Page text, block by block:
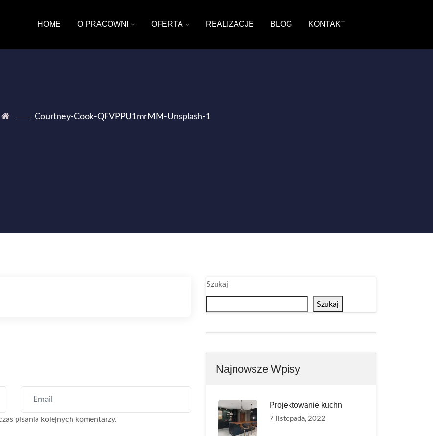
HOME O PRACOWNI OFERTA REALIZACJE BLOG KONTAKT
Courtney-Cook-QFVPPU1mrMM-Unsplash-1
pisania kolejnych komentarzy.
Szukaj
Szukaj
Najnowsze Wpisy
Projektowanie kuchni
7 listopada, 2022